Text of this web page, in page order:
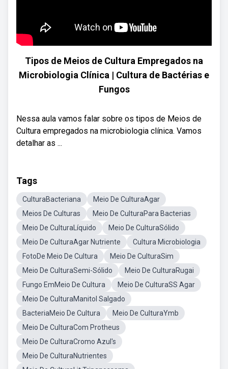
Tipos de Meios de Cultura Empregados na
Microbiologia Clínica | Cultura de Bactérias e
Fungos
Nessa aula vamos falar sobre os tipos de Meios de
Cultura empregados na microbiologia clínica. Vamos
detalhar as ...
Tags
CulturaBacteriana
Meio De CulturaAgar
Meios De Culturas
Meio De CulturaPara Bacterias
Meio De CulturaLíquido
Meio De CulturaSólido
Meio De CulturaAgar Nutriente
Cultura Microbiologia
FotoDe Meio De Cultura
Meio De CulturaSim
Meio De CulturaSemi-Sólido
Meio De CulturaRugai
Fungo EmMeio De Cultura
Meio De CulturaSS Agar
Meio De CulturaManitol Salgado
BacteriaMeio De Cultura
Meio De CulturaYmb
Meio De CulturaCom Protheus
Meio De CulturaCromo Azul's
Meio De CulturaNutrientes